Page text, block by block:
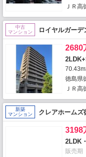
ＪＲ高
中古
マンション
ロイヤルガーデ
2680
70.43m
徳島県
ＪＲ高
新築
マンション
クレアホームズ
3198
2LDK
販売期